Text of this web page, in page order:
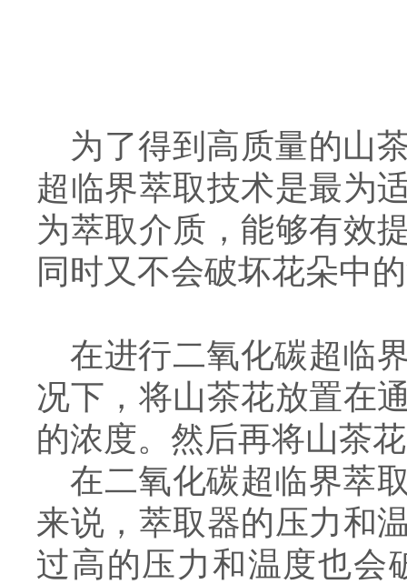
为了得到高质量的山
超临界萃取技术是最为
为萃取介质，能够有效
同时又不会破坏花朵中
在进行二氧化碳超临
况下，将山茶花放置在
的浓度。然后再将山茶
在二氧化碳超临界萃
来说，萃取器的压力和
过高的压力和温度也会